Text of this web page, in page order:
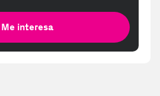
Me interesa